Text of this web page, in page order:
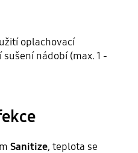
oplachovací
nádobí (max. 1 -
Sanitize, teplota se